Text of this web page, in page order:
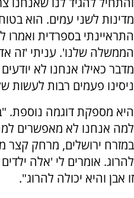
מדינות לשני עמים. הוא
התראיינתי בספרדית
הממשלה שלנו'. עניתי 'זה
מדבר כאילו אנחנו לא
ניסינו פעמים רבות לעשות
היא מספקת דוגמה נוספת.
למה אנחנו לא מאפשרים
במזרח ירושלים, מרחק קצר
להרוג. אומרים לי 'אלה
זו אבן והיא יכולה להרוג".